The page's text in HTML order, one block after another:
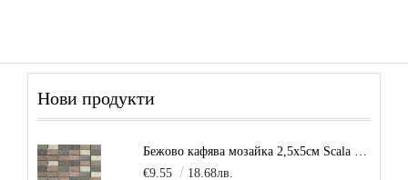
Нови продукти
€9.55
18.68лв.